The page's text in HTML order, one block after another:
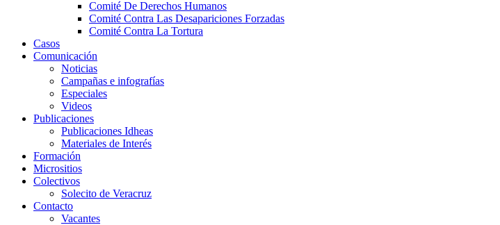
Comité De Derechos Humanos​
Comité Contra Las Desapariciones Forzadas
Comité Contra La Tortura​
Casos
Comunicación
Noticias
Campañas e infografías
Especiales
Videos
Publicaciones
Publicaciones Idheas
Materiales de Interés
Formación
Micrositios
Colectivos
Solecito de Veracruz
Contacto
Vacantes